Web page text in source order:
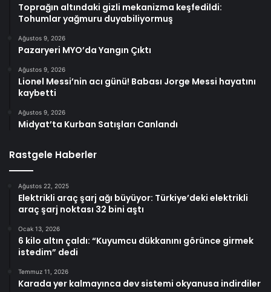
Toprağın altındaki gizli mekanizma keşfedildi:
Tohumlar yağmuru duyabiliyormuş
Ağustos 9, 2026
Pazaryeri MYO’da Yangın Çıktı
Ağustos 9, 2026
Lionel Messi’nin acı günü! Babası Jorge Messi hayatını
kaybetti
Ağustos 9, 2026
Midyat’ta Kurban Satışları Canlandı
Rastgele Haberler
Ağustos 22, 2025
Elektrikli araç şarj ağı büyüyor: Türkiye’deki elektrikli
araç şarj noktası 32 bini aştı
Ocak 13, 2026
6 kilo altın çaldı: “Kuyumcu dükkanını görünce girmek
istedim” dedi
Temmuz 11, 2026
Karada yer kalmayınca dev sistemi okyanusa indirdiler